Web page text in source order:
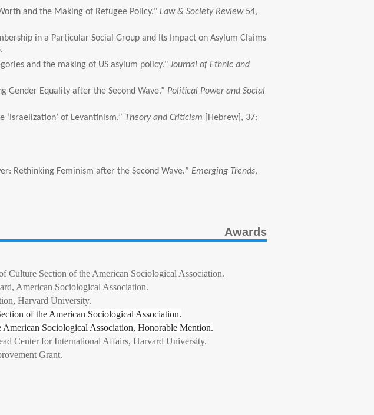
and the Making of Refugee Policy." Law & Society Review54,
in a Particular Social Group and Its Impact on Asylum Claims
and the making of US asylum policy." Journal of Ethnic and
Gender Equality after the Second Wave.” Political Power and Social
of Levantinism.” Theory and Criticism [Hebrew], 37:
Rethinking Feminism after the Second Wave.” Emerging Trends,
Awards
Section of the American Sociological Association.
American Sociological Association.
Harvard University.
of the American Sociological Association.
Sociological Association, Honorable Mention.
Center for International Affairs, Harvard University.
Grant.